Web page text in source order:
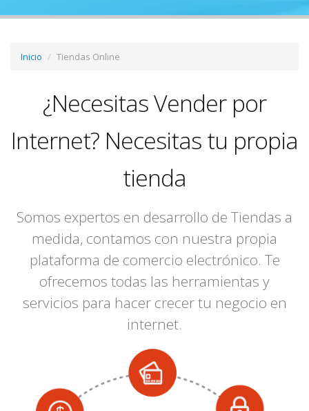
Inicio Tiendas Online
¿Necesitas Vender por
Internet? Necesitas tu propia
tienda
Somos expertos en desarrollo de Tiendas a
medida, contamos con nuestra propia
plataforma de comercio electrónico. Te
ofrecemos todas las herramientas y
servicios para hacer crecer tu negocio en
internet.